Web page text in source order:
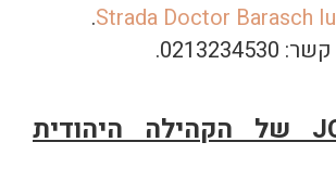
.
מועדון JCC של הקהילה היהודית